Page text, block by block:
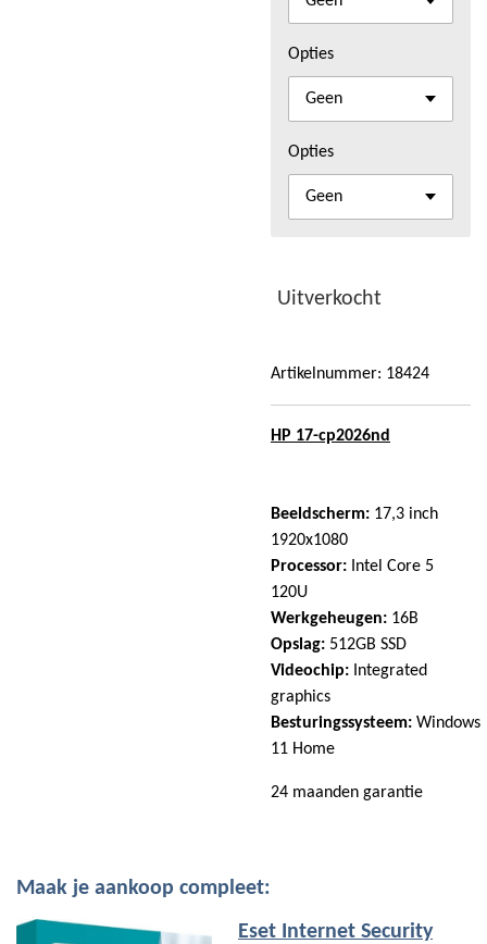
Opties
Opties
Uitverkocht
Artikelnummer: 18424
HP 17-cp2026nd
Beeldscherm: 17,3 inch
1920x1080
Processor: Intel Core 5
120U
Werkgeheugen: 16B
Opslag: 512GB SSD
Videochip: Integrated
graphics
Besturingssysteem: Windows
11 Home
24 maanden garantie
Maak je aankoop compleet:
Eset Internet Security